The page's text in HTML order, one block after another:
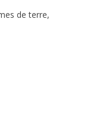
de terre,